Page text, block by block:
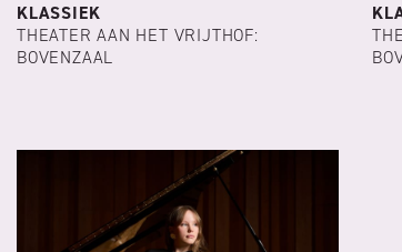
KLASSIEK
THEATER AAN HET VRIJTHOF:
BOVENZAAL